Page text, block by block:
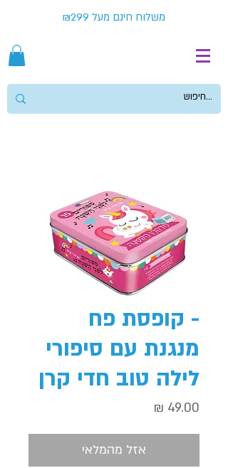
משלוח חינם מעל ₪299
- קופסת פח
מנגנת עם סיפורי
לילה טוב חדי קרן
אזל מהמלאי